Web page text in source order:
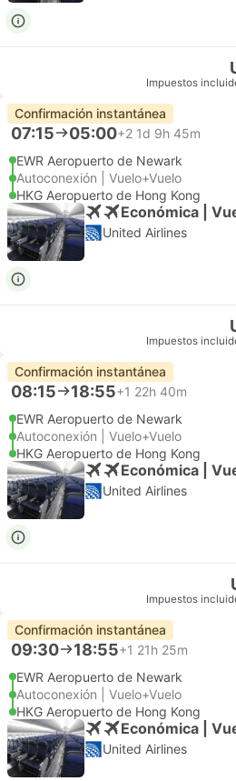
Impuestos
Confirmación instantánea
07:15 05:00+2 1d 9h 45m
EWR Aeropuerto de Newark
Autoconexión | Vuelo+Vuelo
HKG Aeropuerto de Hong Kong
Económica |
United Airlines
Impuestos
Confirmación instantánea
08:15 18:55+1 22h 40m
EWR Aeropuerto de Newark
Autoconexión | Vuelo+Vuelo
HKG Aeropuerto de Hong Kong
Económica |
United Airlines
Impuestos
Confirmación instantánea
09:30 18:55+1 21h 25m
EWR Aeropuerto de Newark
Autoconexión | Vuelo+Vuelo
HKG Aeropuerto de Hong Kong
Económica |
United Airlines